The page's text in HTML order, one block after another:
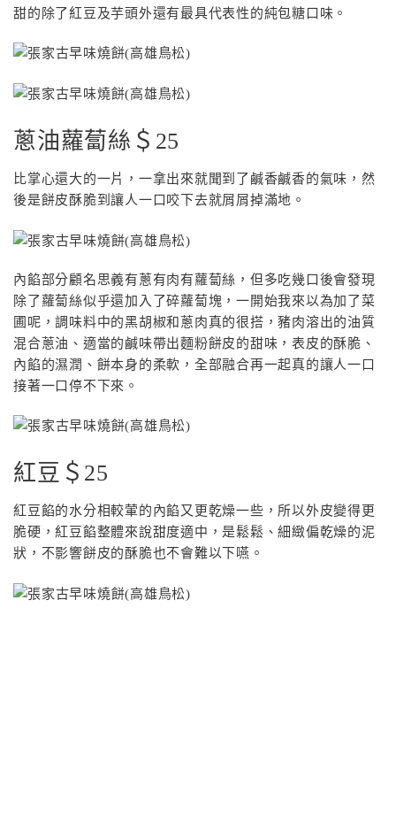
甜的除了紅豆及芋頭外還有最具代表性的純包糖口味。
蔥油蘿蔔絲＄25
比掌心還大的一片，一拿出來就聞到了鹹香鹹香的氣味，然
後是餅皮酥脆到讓人一口咬下去就屑屑掉滿地。
內餡部分顧名思義有蔥有肉有蘿蔔絲，但多吃幾口後會發現
除了蘿蔔絲似乎還加入了碎蘿蔔塊，一開始我來以為加了菜
圃呢，調味料中的黑胡椒和蔥肉真的很搭，豬肉溶出的油質
混合蔥油、適當的鹹味帶出麵粉餅皮的甜味，表皮的酥脆、
內餡的濕潤、餅本身的柔軟，全部融合再一起真的讓人一口
接著一口停不下來。
紅豆＄25
紅豆餡的水分相較葷的內餡又更乾燥一些，所以外皮變得更
脆硬，紅豆餡整體來說甜度適中，是鬆鬆、細緻偏乾燥的泥
狀，不影響餅皮的酥脆也不會難以下嚥。